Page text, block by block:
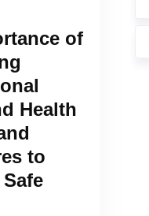
of
Health
to